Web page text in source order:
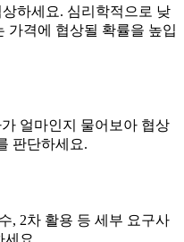
하세요. 심리학적으로 낮
가격에 협상될 확률을 높입
가 얼마인지 물어보아 협상
판단하세요.
, 2차 활용 등 세부 요구사
요.